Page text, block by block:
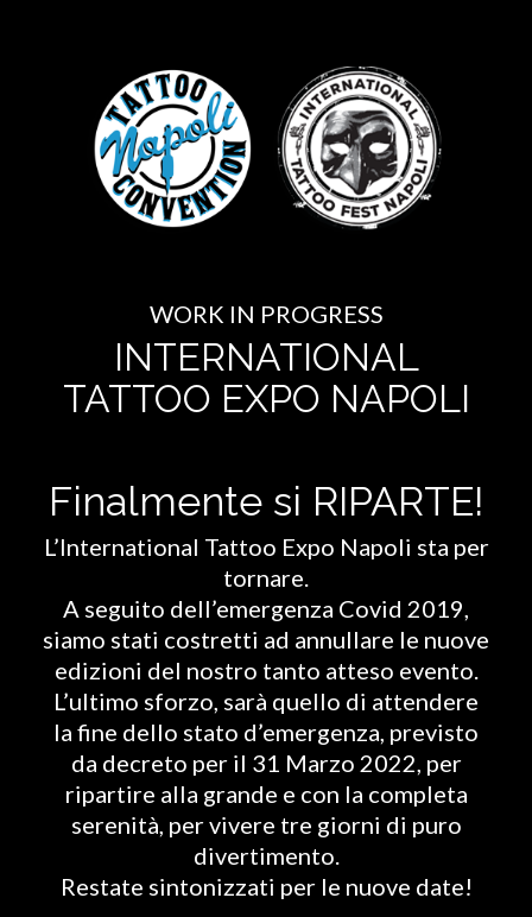
WORK IN PROGRESS
INTERNATIONAL
TATTOO EXPO NAPOLI
Finalmente si RIPARTE!
L’International Tattoo Expo Napoli sta per
tornare.
A seguito dell’emergenza Covid 2019,
siamo stati costretti ad annullare le nuove
edizioni del nostro tanto atteso evento.
L’ultimo sforzo, sarà quello di attendere
la fine dello stato d’emergenza, previsto
da decreto per il 31 Marzo 2022, per
ripartire alla grande e con la completa
serenità, per vivere tre giorni di puro
divertimento.
Restate sintonizzati per le nuove date!